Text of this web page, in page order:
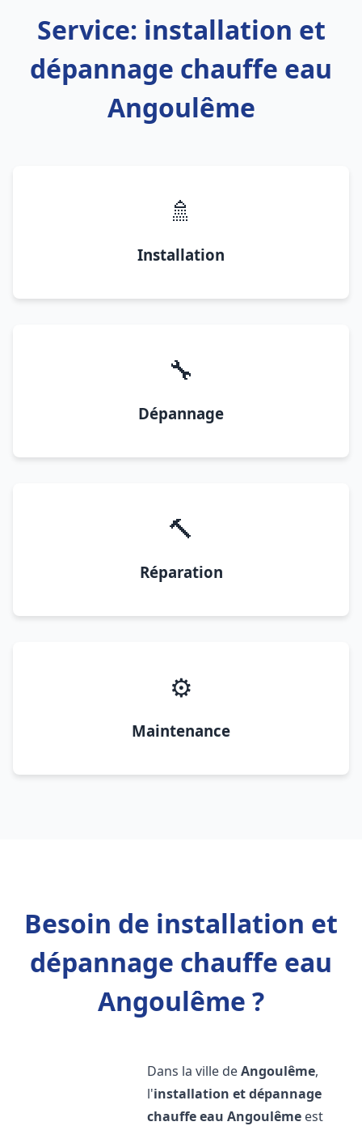
Service: installation et
dépannage chauffe eau
Angoulême
🚿
Installation
🔧
Dépannage
🔨
Réparation
⚙️
Maintenance
Besoin de installation et
dépannage chauffe eau
Angoulême ?
Dans la ville deAngoulême,
l'installation et dépannage
chauffe eau Angoulême est